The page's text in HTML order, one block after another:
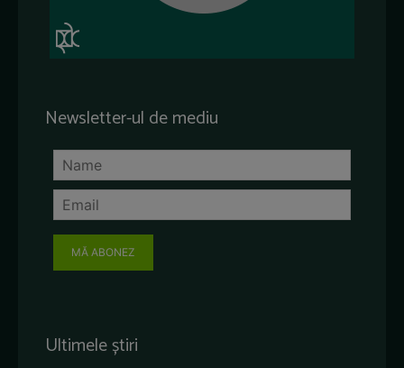
Newsletter-ul de mediu
MĂ ABONEZ
Ultimele știri